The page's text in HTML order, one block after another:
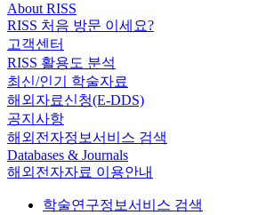
About RISS
RISS 처음 방문 이세요?
고객센터
RISS 활용도 분석
최신/인기 학술자료
해외자료신청(E-DDS)
공지사항
해외전자정보서비스 검색
Databases & Journals
해외전자자료 이용안내
학술연구정보서비스 검색